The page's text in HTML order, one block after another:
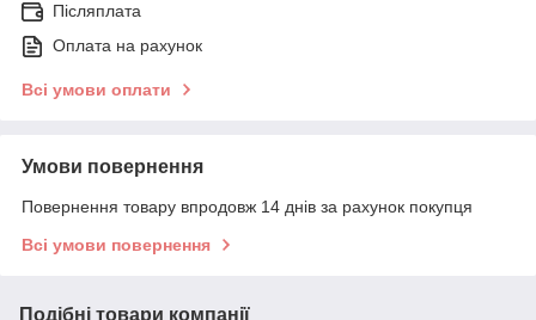
Післяплата
Оплата на рахунок
Всі умови оплати
Умови повернення
Повернення товару впродовж 14 днів за рахунок покупця
Всі умови повернення
Подібні товари компанії